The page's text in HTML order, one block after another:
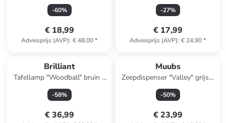
"Peanuts" crème/blauw
-60%
€ 18,99
Adviesprijs (AVP): € 48,00*
wit/meerkleurig - (L)160 x
(B)130 cm
-27%
€ 17,99
Adviesprijs (AVP): € 24,90*
Brilliant
Tafellamp "Woodball" bruin -
(H)48,5 x Ø 28 cm
-58%
€ 36,99
Muubs
Zeepdispenser "Valley" grijs -
(H)12 x Ø 11 cm
-50%
€ 23,99